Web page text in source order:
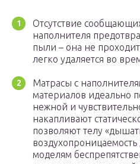
Отсутствие
наполнителя
пыли – она не
легко удаляется во
Матрасы с
материалов идеально
нежной и
накапливают
позволяют телу
моделям